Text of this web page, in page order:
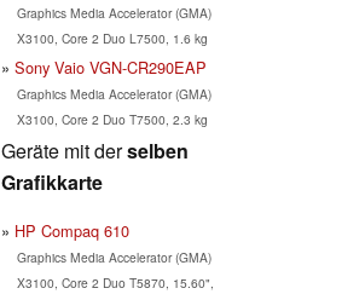
Graphics Media Accelerator (GMA)
X3100, Core 2 Duo L7500, 1.6 kg
Sony Vaio VGN-CR290EAP
Graphics Media Accelerator (GMA)
X3100, Core 2 Duo T7500, 2.3 kg
Geräte mit derselben
Grafikkarte
HP Compaq 610
Graphics Media Accelerator (GMA)
X3100, Core 2 Duo T5870, 15.60",